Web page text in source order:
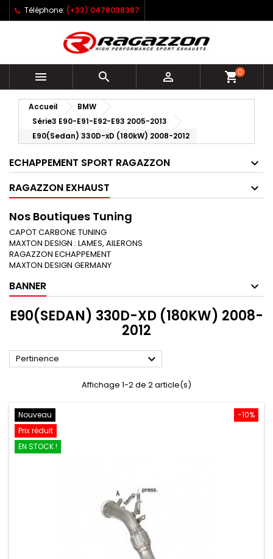
Téléphone: (+33) 0478038387
   shopping_cart0
Accueil
BMW
Série3 E90-E91-E92-E93 2005-2013
E90(Sedan) 330D-xD (180kW) 2008-2012
ECHAPPEMENT SPORT RAGAZZON
RAGAZZON EXHAUST
Nos Boutiques Tuning
CAPOT CARBONE TUNING
MAXTON DESIGN : LAMES, AILERONS
RAGAZZON ECHAPPEMENT
MAXTON DESIGN GERMANY
BANNER
E90(SEDAN) 330D-XD (180KW) 2008-
2012
Pertinence 
Affichage 1-2 de 2 article(s)
-10%
Nouveau
Prix réduit
EN STOCK !